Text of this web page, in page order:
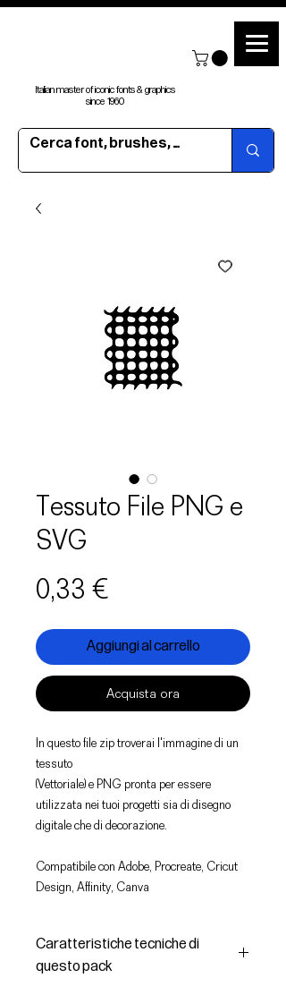
Italian master of iconic fonts & graphics
since 1960
Tessuto File PNG e
SVG
0,33 €
Aggiungi al carrello
Acquista ora
In questo file zip troverai l'immagine di un
tessuto
(Vettoriale) e PNG pronta per essere
utilizzata nei tuoi progetti sia di disegno
digitale che di decorazione.
Compatibile con Adobe, Procreate, Cricut
Design, Affinity, Canva
Caratteristiche tecniche di
questo pack